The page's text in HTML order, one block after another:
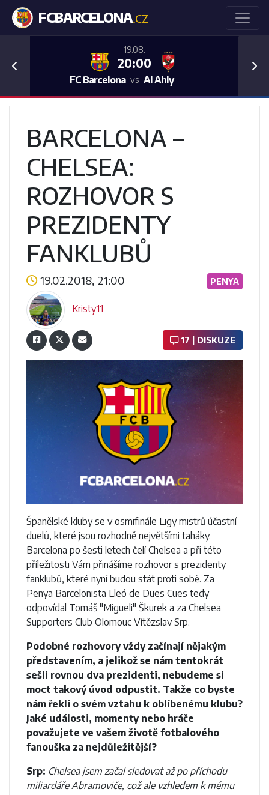
FCBARCELONA.CZ
19.08.
20:00
FC Barcelona vs Al Ahly
Previous
BARCELONA –
CHELSEA:
ROZHOVOR S
PREZIDENTY
FANKLUBŮ
19.02.2018, 21:00 PENYA
Kristy11
17 | DISKUZE
Španělské kluby se v osmifinále Ligy mistrů účastní
duelů, které jsou rozhodně největšími taháky.
Barcelona po šesti letech čelí Chelsea a při této
příležitosti Vám přinášíme rozhovor s prezidenty
fanklubů, které nyní budou stát proti sobě. Za
Penya Barcelonista Lleó de Dues Cues tedy
odpovídal Tomáš "Migueli" Škurek a za Chelsea
Supporters Club Olomouc Vítězslav Srp.
Podobné rozhovory vždy začínají nějakým
představením, a jelikož se nám tentokrát
sešli rovnou dva prezidenti, nebudeme si
moct takový úvod odpustit. Takže co byste
nám řekli o svém vztahu k oblíbenému klubu?
Jaké události, momenty nebo hráče
považujete ve vašem životě fotbalového
fanouška za nejdůležitější?
Srp: Chelsea jsem začal sledovat až po příchodu
miliardáře Abramoviče, což ale vzhledem k mému